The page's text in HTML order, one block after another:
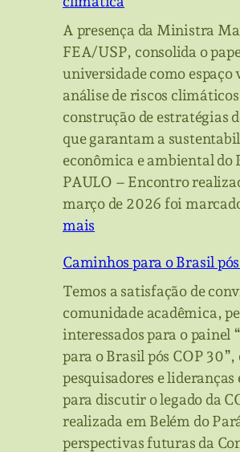
A presença da Ministra
FEA/USP, consolida o
universidade como espaço
análise de riscos climáticos
construção de estratégias
que garantam a
econômica e ambiental do
PAULO – Encontro
março de 2026 foi
mais
e
Governança:
Encontro
na
USP
sela
a
integração
entre
Caminhos para o Brasil
Temos a satisfação de
comunidade acadêmica,
interessados para o painel
para o Brasil pós COP
pesquisadores e
para discutir o legado da
realizada em Belém do
perspectivas futuras da